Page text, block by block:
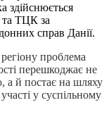
здійснюється
та ТЦК за
справ Данії.
проблема
перешкоджає не
а й постає на шляху
у суспільному